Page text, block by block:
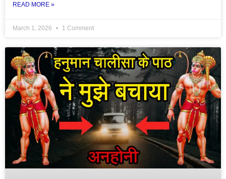
READ MORE »
March 1, 2026 1 Comment